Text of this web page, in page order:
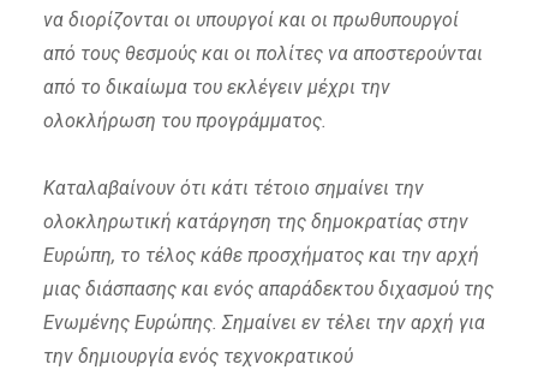
να διορίζονται οι υπουργοί και οι πρωθυπουργοί
από τους θεσμούς και οι πολίτες να αποστερούνται
από το δικαίωμα του εκλέγειν μέχρι την
ολοκλήρωση του προγράμματος.
Καταλαβαίνουν ότι κάτι τέτοιο σημαίνει την
ολοκληρωτική κατάργηση της δημοκρατίας στην
Ευρώπη, το τέλος κάθε προσχήματος και την αρχή
μιας διάσπασης και ενός απαράδεκτου διχασμού της
Ενωμένης Ευρώπης. Σημαίνει εν τέλει την αρχή για
την δημιουργία ενός τεχνοκρατικού